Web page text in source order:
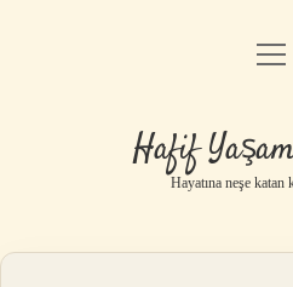
Yasal
Hafif
Hayatına neşe katan